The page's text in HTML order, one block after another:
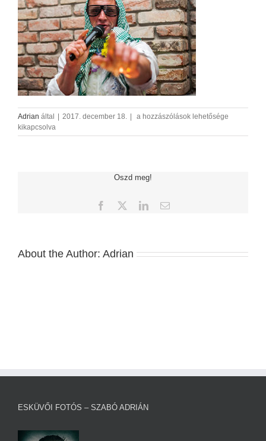
Adrian által | 2017. december 18. |
eskuvoi_dj-
AdrianFoto
a hozzászólások lehetősége
kikapcsolva
Oszd meg!
Facebook LinkedInEmail:
About the Author: Adrian
ESKÜVŐI FOTÓS – SZABÓ ADRIÁN